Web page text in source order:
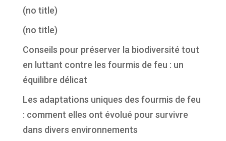
(no title)
(no title)
Conseils pour préserver la biodiversité tout
en luttant contre les fourmis de feu : un
équilibre délicat
Les adaptations uniques des fourmis de feu
: comment elles ont évolué pour survivre
dans divers environnements